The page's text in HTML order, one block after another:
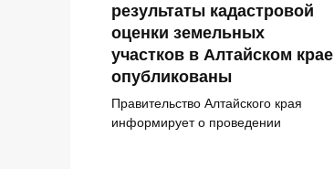
результаты кадастровой
оценки земельных
участков в Алтайском крае
опубликованы
Правительство Алтайского края
информирует о проведении